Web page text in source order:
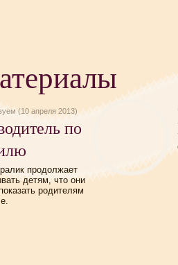
(10 апреля 2013)
по
продолжает
детям, что они
родителям